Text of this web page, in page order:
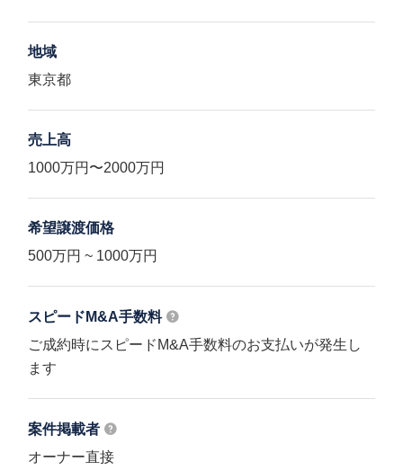
地域
東京都
売上高
1000万円〜2000万円
希望譲渡価格
500万円 ~ 1000万円
スピードM&A手数料
ご成約時にスピードM&A手数料のお支払いが発生し
ます
案件掲載者
オーナー直接